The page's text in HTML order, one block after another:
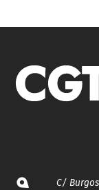
C/